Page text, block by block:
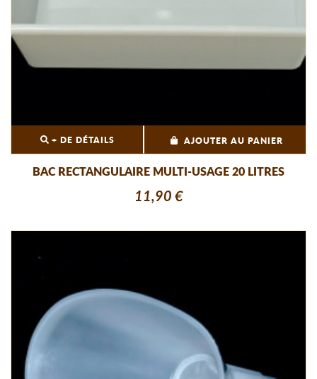
+ DE DÉTAILS AJOUTER AU PANIER
BAC RECTANGULAIRE MULTI-USAGE 20 LITRES
11,90 €